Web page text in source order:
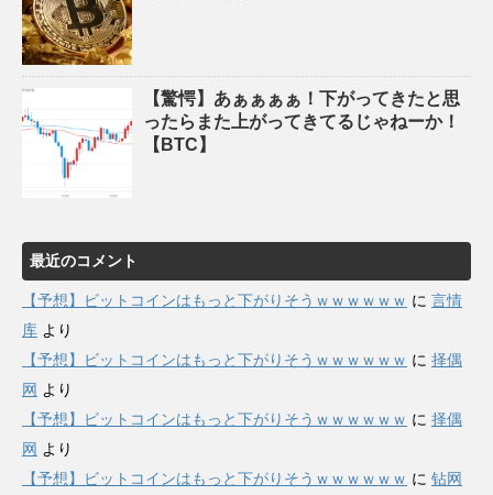
【驚愕】あぁぁぁぁ！下がってきたと思
ったらまた上がってきてるじゃねーか！
【BTC】
最近のコメント
【予想】ビットコインはもっと下がりそうｗｗｗｗｗｗ に 言情
库 より
【予想】ビットコインはもっと下がりそうｗｗｗｗｗｗ に 择偶
网 より
【予想】ビットコインはもっと下がりそうｗｗｗｗｗｗ に 择偶
网 より
【予想】ビットコインはもっと下がりそうｗｗｗｗｗｗ に 钻网